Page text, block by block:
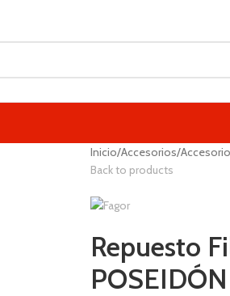
Inicio/Accesorios/
Back to products
Repuesto
POSEIDÓN